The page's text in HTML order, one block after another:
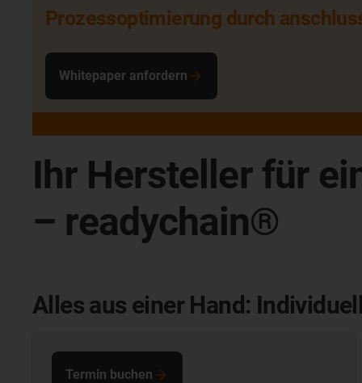
Prozessoptimierung durch
Whitepaper anfordern
Ihr Hersteller für
– readychain®
Alles aus einer Hand:
Termin buchen